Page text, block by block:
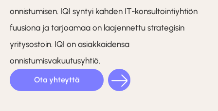
onnistumisen. IQI syntyi kahden IT-konsultointiyhtiön
fuusiona ja tarjoamaa on laajennettu strategisin
yritysostoin. IQI on asiakkaidensa
onnistumisvakuutusyhtiö.
Ota yhteyttä